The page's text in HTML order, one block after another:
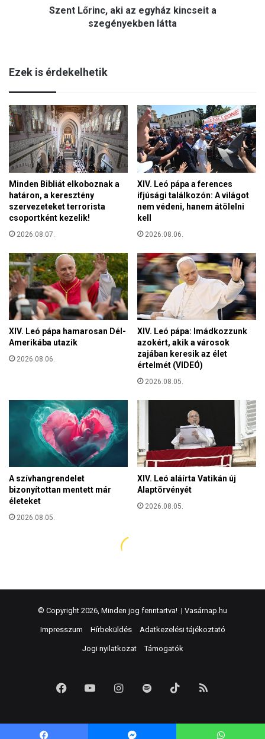
© Copyright 2026, Minden jog fenntartva! | Vasárnap.hu
Impresszum Hírbeküldés Adatkezelési tájékoztató
Jogi nyilatkozat Támogatók
FacebookYouTubeInstagram
Spotify TikTok